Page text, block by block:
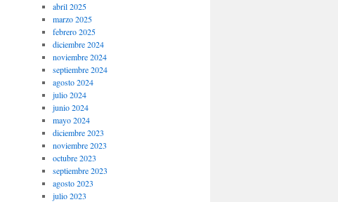
abril 2025
marzo 2025
febrero 2025
diciembre 2024
noviembre 2024
septiembre 2024
agosto 2024
julio 2024
junio 2024
mayo 2024
diciembre 2023
noviembre 2023
octubre 2023
septiembre 2023
agosto 2023
julio 2023